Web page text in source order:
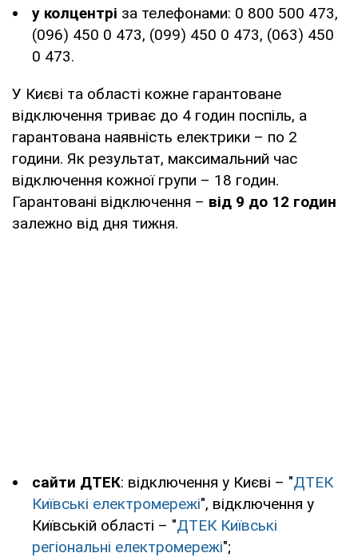
у колцентрі за телефонами: 0 800 500 473,
(096) 450 0 473, (099) 450 0 473, (063) 450
0 473.
У Києві та області кожне гарантоване
відключення триває до 4 годин поспіль, а
гарантована наявність електрики – по 2
години. Як результат, максимальний час
відключення кожної групи – 18 годин.
Гарантовані відключення – від 9 до 12 годин
залежно від дня тижня.
сайти ДТЕК: відключення у Києві – "ДТЕК
Київські електромережі", відключення у
Київській області – "ДТЕК Київські
регіональні електромережі";